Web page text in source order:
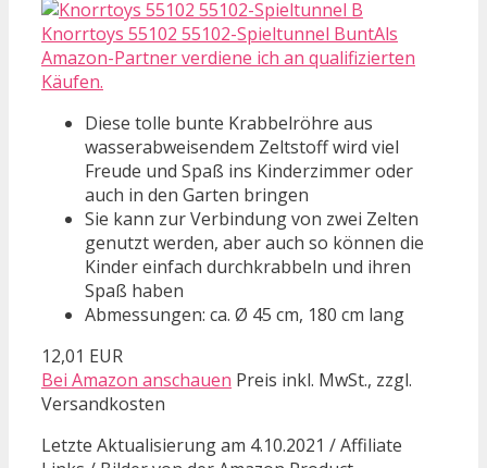
Knorrtoys 55102 55102-Spieltunnel BuntAls
Amazon-Partner verdiene ich an qualifizierten
Käufen.
Diese tolle bunte Krabbelröhre aus
wasserabweisendem Zeltstoff wird viel
Freude und Spaß ins Kinderzimmer oder
auch in den Garten bringen
Sie kann zur Verbindung von zwei Zelten
genutzt werden, aber auch so können die
Kinder einfach durchkrabbeln und ihren
Spaß haben
Abmessungen: ca. Ø 45 cm, 180 cm lang
12,01 EUR
Bei Amazon anschauen Preis inkl. MwSt., zzgl.
Versandkosten
Letzte Aktualisierung am 4.10.2021 / Affiliate